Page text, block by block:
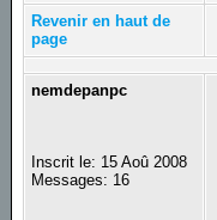
Revenir en haut de
page
nemdepanpc
Inscrit le: 15 Aoû 2008
Messages: 16